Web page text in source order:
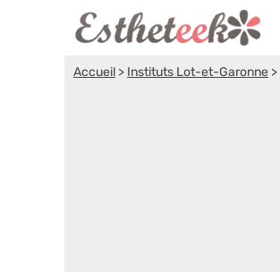
Accueil > Instituts Lot-et-Garonne >